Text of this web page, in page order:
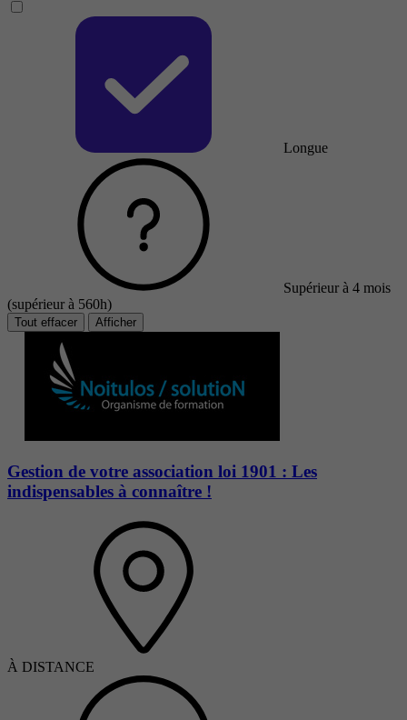
Longue
Supérieur à 4 mois
(supérieur à 560h)
Tout effacer Afficher
Gestion de votre association loi 1901 : Les
indispensables à connaître !
À DISTANCE